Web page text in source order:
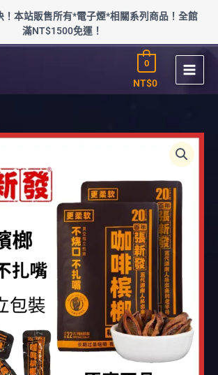
！本站販售所有*電子煙*相關系列商品！全館
滿NT$1500免運！
NT$0
0
價
範
圍：
NT$10
到
NT$1,000